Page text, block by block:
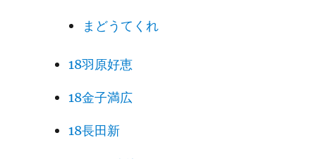
まどうてくれ
18羽原好恵
18金子満広
18長田新